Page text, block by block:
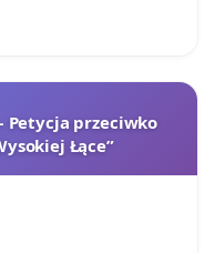
Petycja przeciwko
Łące”